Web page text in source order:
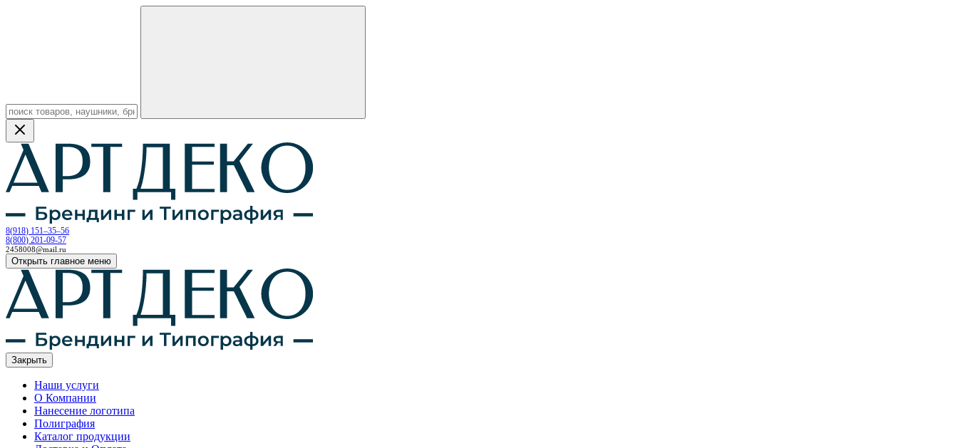
8(918) 151–35–56
8(800) 201-09-57
2458008@mail.ru
Открыть главное меню
Закрыть
Наши услуги
О Компании
Нанесение логотипа
Полиграфия
Каталог продукции